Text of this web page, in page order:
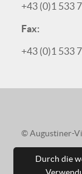
+43 (0)1 533
Fax:
+43 (0)1 533
© Augustiner-
Durch die